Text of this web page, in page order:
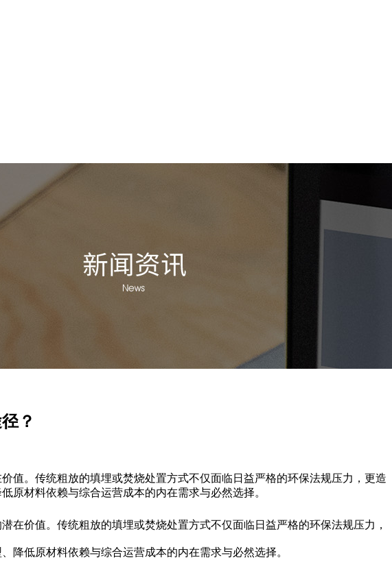
？
值。传统粗放的填埋或焚烧处置方式不仅面临日益严格的环保法规压力，更造
原材料依赖与综合运营成本的内在需求与必然选择。
价值。传统粗放的填埋或焚烧处置方式不仅面临日益严格的环保法规压力，
降低原材料依赖与综合运营成本的内在需求与必然选择。